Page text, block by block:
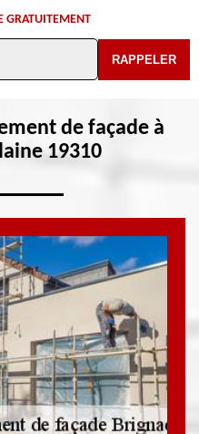
GRATUITEMENT
de façade à
19310